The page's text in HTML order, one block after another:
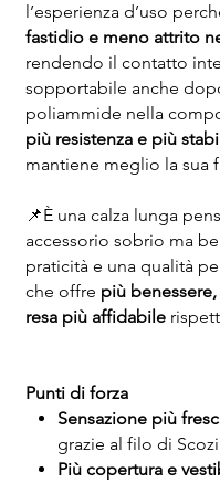
l’esperienza d’uso
fastidio e meno attrito
rendendo il contatto
sopportabile anche
poliammide nella
più resistenza e più
mantiene meglio la sua
📌È una calza lunga
accessorio sobrio ma
praticità e una qualità
che offre più
resa più affidabile
Punti di forza
Sensazione più
grazie al filo di
Più copertura e